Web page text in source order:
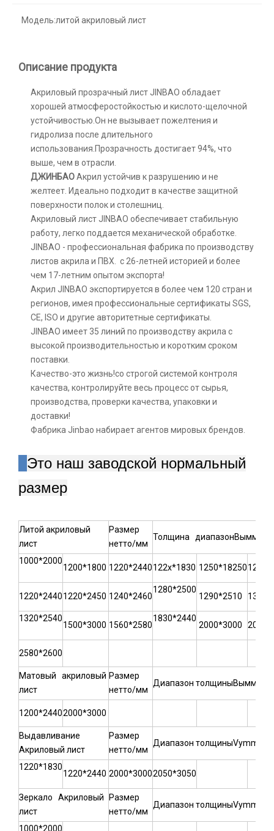
Модель:литой акриловый лист
Описание продукта
Акриловый прозрачный лист JINBAO обладает
хорошей атмосферостойкостью и кислото-щелочной
устойчивостью.Он не вызывает пожелтения и
гидролиза после длительного
использования.Прозрачность достигает 94%, что
выше, чем в отрасли.
ДЖИНБАОАкрил устойчив к разрушению и не
желтеет. Идеально подходит в качестве защитной
поверхности полок и столешниц.
Акриловый лист JINBAO обеспечивает стабильную
работу, легко поддается механической обработке.
JINBAO - профессиональная фабрика по производству
листов акрила и ПВХ. с 26-летней историей и более
чем 17-летним опытом экспорта!
Акрил JINBAO экспортируется в более чем 120 стран и
регионов, имея профессиональные сертификаты SGS,
CE, ISO и другие авторитетные сертификаты.
JINBAO имеет 35 линий по производству акрила с
высокой производительностью и коротким сроком
поставки.
Качество-это жизнь!со строгой системой контроля
качества, контролируйте весь процесс от сырья,
производства, проверки качества, упаковки и
доставки!
Фабрика Jinbao набирает агентов мировых брендов.
Это наш заводской нормальный
размер
Литой акриловый
лист
Размер
нетто/мм
Толщина диапазонВымм:
1000*2000
1200*1800 1220*2440122x*1830 1250*18250
1220*24401220*2450 1240*2460
1280*2500
1290*2510
1320*2540
1500*3000 1560*2580
1830*2440
2000*3000
2580*2600
Матовый акриловый
лист
Размер
нетто/мм
Диапазон толщиныВымм:
1200*24402000*3000
Выдавливание
Акриловый лист
Размер
нетто/мм
Диапазон толщиныVymm:
1220*1830
1220*2440 2000*30002050*3050
Зеркало Акриловый
лист
Размер
нетто/мм
Диапазон толщиныVymm:
1000*2000